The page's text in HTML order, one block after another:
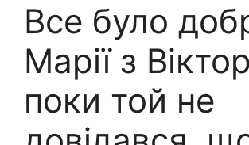
Все було
Марії з
поки той не